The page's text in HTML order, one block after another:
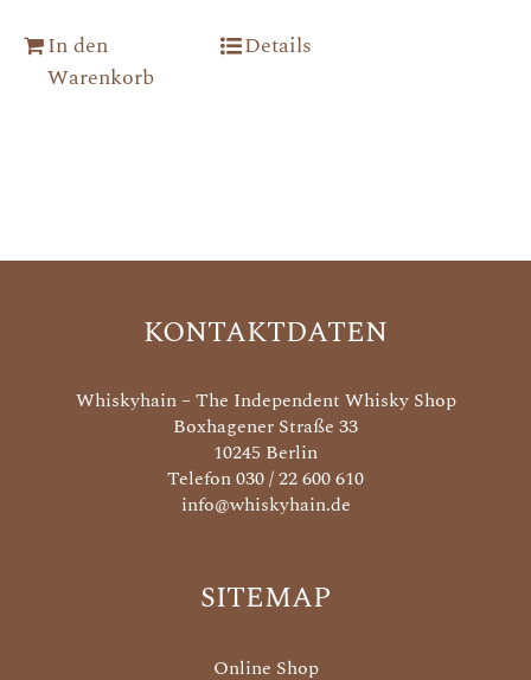
In den
Warenkorb
Details
KONTAKTDATEN
Whiskyhain – The Independent Whisky Shop
Boxhagener Straße 33
10245 Berlin
Telefon 030 / 22 600 610
info@whiskyhain.de
SITEMAP
Online Shop